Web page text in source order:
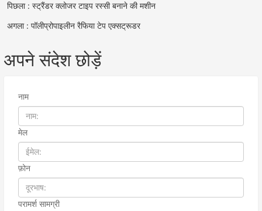
पिछला : स्ट्रैंडर क्लोजर टाइप रस्सी बनाने की मशीन
अगला : पॉलीप्रोपाइलीन रैफिया टेप एक्सट्रूडर
अपने संदेश छोड़ें
नाम
मेल
फ़ोन
परामर्श सामग्री